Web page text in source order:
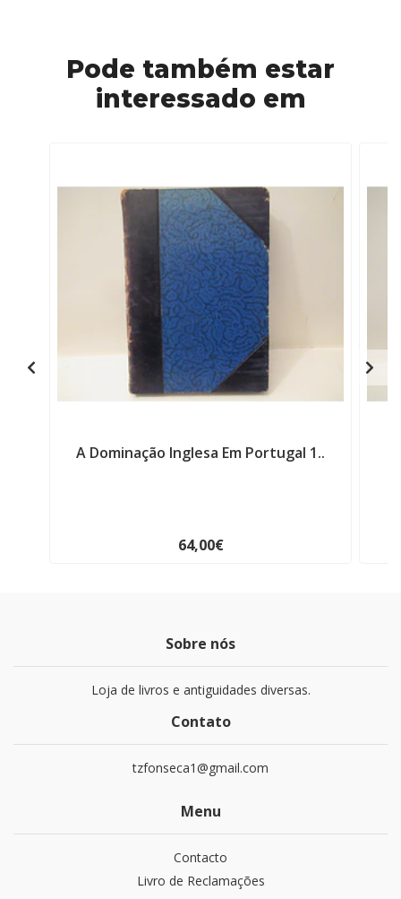
Pode também estar
interessado em
A Dominação Inglesa Em Portugal 1..
64,00€
Sobre nós
Loja de livros e antiguidades diversas.
Contato
tzfonseca1@gmail.com
Menu
Contacto
Livro de Reclamações